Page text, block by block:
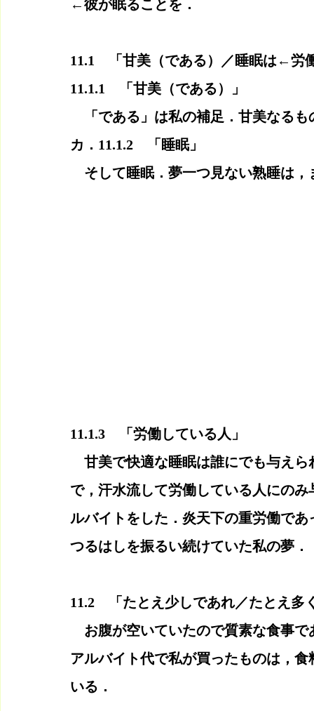
←彼が眠ることを．
11.1　「甘美（である）／睡眠は←労
11.1.1　「甘美（である）」
「である」は私の補足．甘美なるも
カ．11.1.2　「睡眠」
そして睡眠．夢一つ見ない熟睡は，
11.1.3　「労働している人」
甘美で快適な睡眠は誰にでも与えら
で，汗水流して労働している人にの
ルバイトをした．炎天下の重労働で
つるはしを振るい続けていた私の夢．
11.2　「たとえ少しであれ／たとえ多
お腹が空いていたので質素な食事で
アルバイト代で私が買ったものは，
いる．